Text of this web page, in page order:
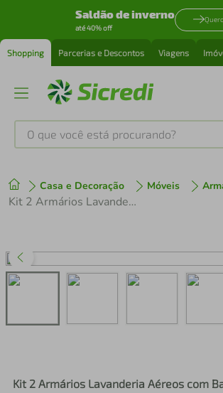
Saldão de inverno
até 40% off
Quero
Shopping Parcerias e Descontos Viagens
O que você está procurando?
Casa e Decoração Móveis
Kit 2 Armários Lavanderia Aéreos com Balcão 6 Portas Multimóveis CR30057
Kit 2 Armários Lavanderia Aéreos com
1º tenis
perfume